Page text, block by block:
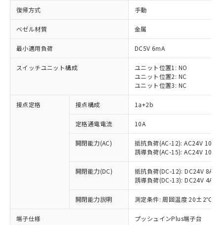
復帰方式 手動
ベゼル材質 金属
最小適用負荷 DC5V 6mA
スイッチユニット構成
ユニット位置1: NO
ユニット位置2: NC
ユニット位置3: NC
接点定格 接点構成 1a+2b
定格通電電流 10A
開閉能力(AC)
抵抗負荷(AC-12): AC24V 10A/
誘導負荷(AC-15): AC24V
開閉能力(DC)
抵抗負荷(DC-12): DC24V 8A/
誘導負荷(DC-13): DC24V 4A/
開閉能力説明 測定条件: 周囲温度 20±2℃、
端子仕様 プッシュインPlus端子台
ご利用条件
対応済み：EU RoHS指令（10物質）の
非含有に対応した製品が提供可能な商品で
対応予定：EU RoHS指令（10物質）の非含
有に対応した製品に切り替える予定のある
対応予定なし：EU RoHS指令（10物質）の